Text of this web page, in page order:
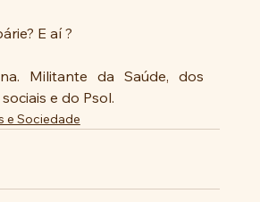
E aí ?
Militante da Saúde, dos
e do Psol.
e Sociedade